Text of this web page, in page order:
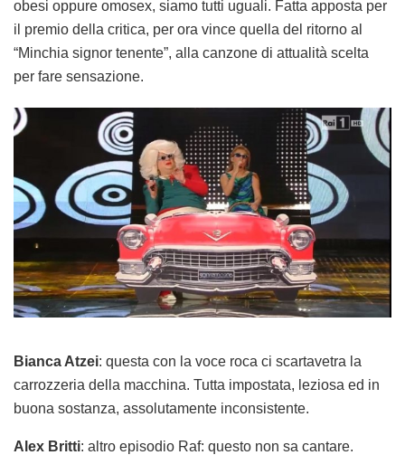
obesi oppure omosex, siamo tutti uguali. Fatta apposta per
il premio della critica, per ora vince quella del ritorno al
“Minchia signor tenente”, alla canzone di attualità scelta
per fare sensazione.
Bianca Atzei: questa con la voce roca ci scartavetra la
carrozzeria della macchina. Tutta impostata, leziosa ed in
buona sostanza, assolutamente inconsistente.
Alex Britti: altro episodio Raf: questo non sa cantare.